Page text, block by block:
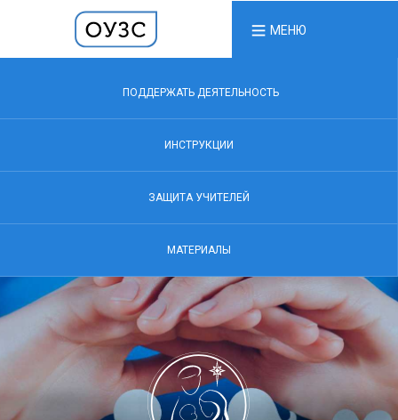
МЕНЮ
ПОДДЕРЖАТЬ ДЕЯТЕЛЬНОСТЬ
ИНСТРУКЦИИ
ЗАЩИТА УЧИТЕЛЕЙ
МАТЕРИАЛЫ